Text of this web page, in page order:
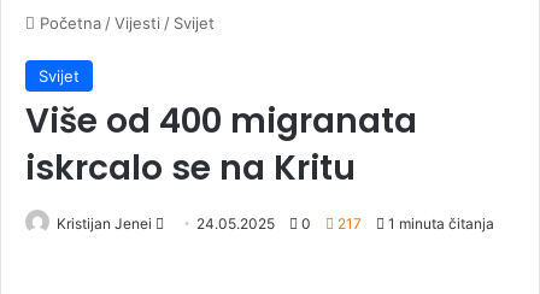
Početna /Vijesti / Svijet
Svijet
Više od 400 migranata
iskrcalo se na Kritu
Kristijan Jenei 24.05.2025 0 217 1 minuta čitanja